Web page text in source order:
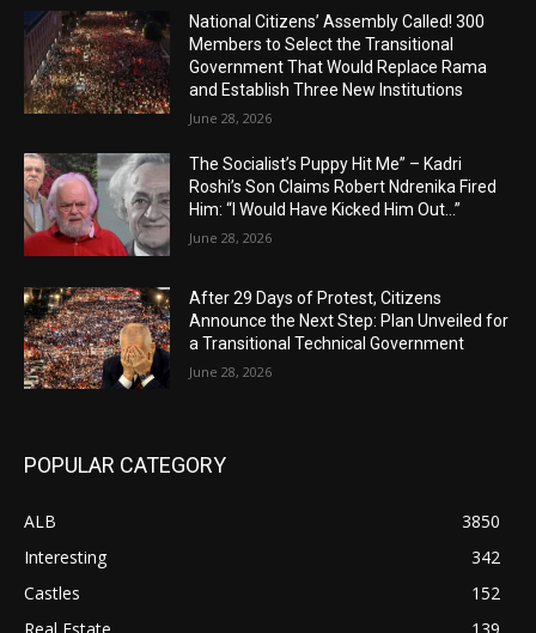
National Citizens’ Assembly Called! 300
Members to Select the Transitional
Government That Would Replace Rama
and Establish Three New Institutions
June 28, 2026
The Socialist’s Puppy Hit Me” – Kadri
Roshi’s Son Claims Robert Ndrenika Fired
Him: “I Would Have Kicked Him Out…”
June 28, 2026
After 29 Days of Protest, Citizens
Announce the Next Step: Plan Unveiled for
a Transitional Technical Government
June 28, 2026
POPULAR CATEGORY
ALB
3850
Interesting
342
Castles
152